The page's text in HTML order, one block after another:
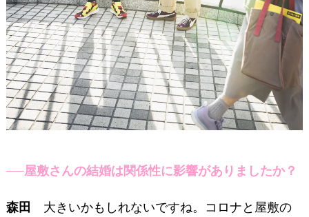
──屋敷さんの結婚は関係性に影響がありましたか？
森田 大きいかもしれないですね。コロナと屋敷の